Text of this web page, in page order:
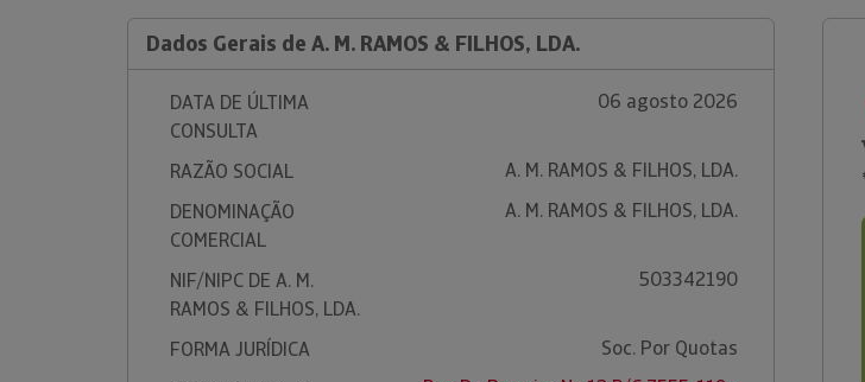
Dados Gerais de A. M. RAMOS & FILHOS, LDA.
DATA DE ÚLTIMA
CONSULTA
06 agosto 2026
RAZÃO SOCIAL
A. M. RAMOS & FILHOS, LDA.
DENOMINAÇÃO
COMERCIAL
A. M. RAMOS & FILHOS, LDA.
NIF/NIPC DE A. M.
RAMOS & FILHOS, LDA.
503342190
FORMA JURÍDICA
Soc. Por Quotas